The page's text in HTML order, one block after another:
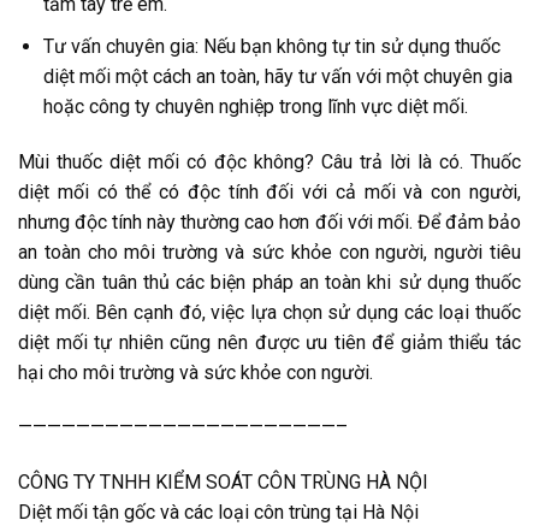
Tư vấn chuyên gia: Nếu bạn không tự tin sử dụng thuốc
diệt mối một cách an toàn, hãy tư vấn với một chuyên gia
hoặc công ty chuyên nghiệp trong lĩnh vực diệt mối.
Mùi thuốc diệt mối có độc không? Câu trả lời là có. Thuốc
diệt mối có thể có độc tính đối với cả mối và con người,
nhưng độc tính này thường cao hơn đối với mối. Để đảm bảo
an toàn cho môi trường và sức khỏe con người, người tiêu
dùng cần tuân thủ các biện pháp an toàn khi sử dụng thuốc
diệt mối. Bên cạnh đó, việc lựa chọn sử dụng các loại thuốc
diệt mối tự nhiên cũng nên được ưu tiên để giảm thiểu tác
hại cho môi trường và sức khỏe con người.
——————————————————————–
CÔNG TY TNHH KIỂM SOÁT CÔN TRÙNG HÀ NỘI
Diệt mối tận gốc và các loại côn trùng tại Hà Nội